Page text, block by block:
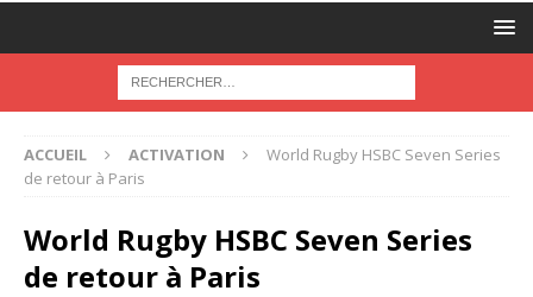
ACCUEIL ACTIVATION
World Rugby HSBC Seven Series
de retour à Paris
World Rugby HSBC Seven Series
de retour à Paris